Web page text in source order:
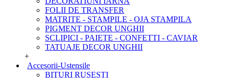
FOLII DE TRANSFER
MATRITE - STAMPILE - OJA STAMPILA
PIGMENT DECOR UNGHII
SCLIPICI - PAIETE - CONFETTI - CAVIAR
TATUAJE DECOR UNGHII
+
Accesorii-Ustensile
BITURI RUSESTI